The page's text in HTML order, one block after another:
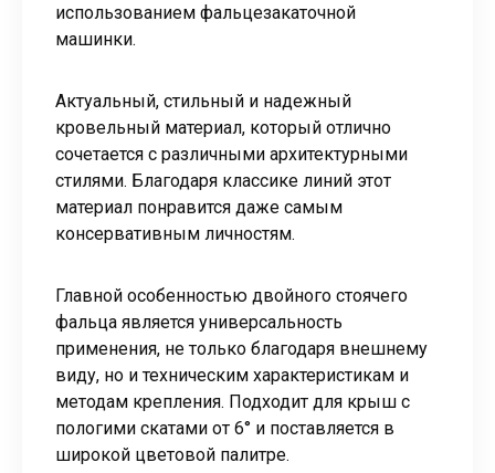
использованием фальцезакаточной
машинки.
Актуальный, стильный и надежный
кровельный материал, который отлично
сочетается с различными архитектурными
стилями. Благодаря классике линий этот
материал понравится даже самым
консервативным личностям.
Главной особенностью двойного стоячего
фальца является универсальность
применения, не только благодаря внешнему
виду, но и техническим характеристикам и
методам крепления. Подходит для крыш с
пологими скатами от 6° и поставляется в
широкой цветовой палитре.